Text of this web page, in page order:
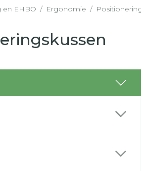
en EHBO / Ergonomie /